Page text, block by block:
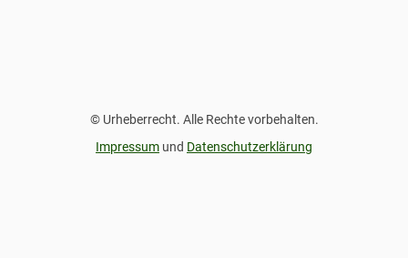
© Urheberrecht. Alle Rechte vorbehalten.
Impressum und Datenschutzerklärung